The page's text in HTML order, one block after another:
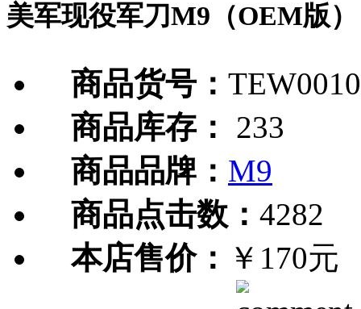
美军现役军刀M9（OEM版）
商品货号：
商品库存：
233
商品品牌： M9
商品点击数： 4282
本店售价： ￥170元